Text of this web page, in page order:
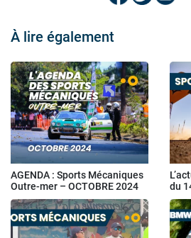
À lire également
AGENDA : Sports Mécaniques
Outre-mer – OCTOBRE 2024
du